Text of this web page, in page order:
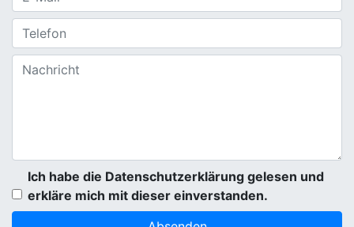
Ich habe die Datenschutzerklärung gelesen und
erkläre mich mit dieser einverstanden.